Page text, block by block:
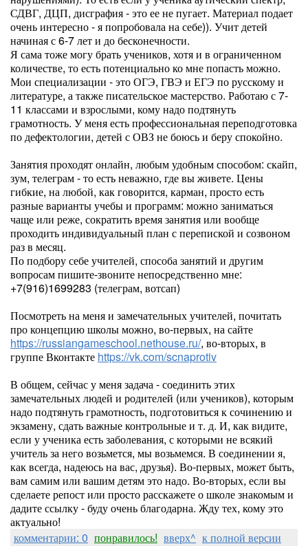
СДВГ, ДЦП, дисграфия - это ее не пугает. Материал подает
очень интересно - я попробовала на себе)). Учит детей
начиная с 6-7 лет и до бесконечности.
Я сама тоже могу брать учеников, хотя и в ограниченном
количестве, то есть потенциально ко мне попасть можно.
Мои специализации - это ОГЭ, ГВЭ и ЕГЭ по русскому и
литературе, а также писательское мастерство. Работаю с 7-
11 классами и взрослыми, кому надо подтянуть
грамотность. У меня есть профессиональная переподготовка
по дефектологии, детей с ОВЗ не боюсь и беру спокойно.
Занятия проходят онлайн, любым удобным способом: скайп,
зум, телеграм - то есть неважно, где вы живете. Цены
гибкие, на любой, как говорится, карман, просто есть
разные варианты учебы и программ: можно заниматься
чаще или реже, сократить время занятия или вообще
проходить индивидуальный план с перепиской и созвоном
раз в месяц.
По подбору себе учителей, способа занятий и другим
вопросам пишите-звоните непосредственно мне:
+7(916)1699283 (телеграм, вотсап)
Посмотреть на меня и замечательных учителей, почитать
про концепцию школы можно, во-первых, на сайте
https://russiangameschool.nethouse.ru/, во-вторых, в
группе Вконтакте https://vk.com/scnaprotiv
В общем, сейчас у меня задача - соединить этих
замечательных людей и родителей (или учеников), которым
надо подтянуть грамотность, подготовиться к сочинению и
экзамену, сдать важные контрольные и т. д. И, как видите,
если у ученика есть заболевания, с которыми не всякий
учитель за него возьмется, мы возьмемся. В соединении я,
как всегда, надеюсь на вас, друзья). Во-первых, может быть,
вам самим или вашим детям это надо. Во-вторых, если вы
сделаете репост или просто расскажете о школе знакомым и
дадите ссылку - буду очень благодарна. Жду тех, кому это
актуально!
комментарии: 0 понравилось! вверх^ к полной версии